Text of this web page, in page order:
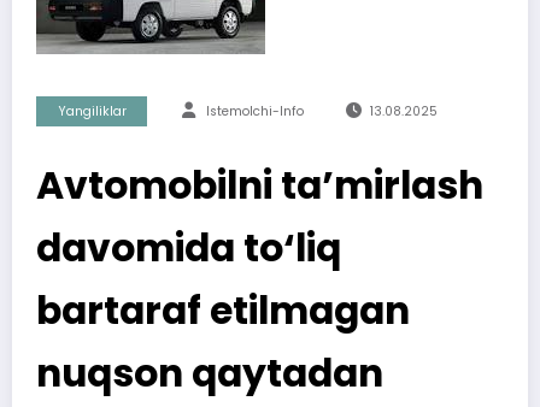
Yangiliklar Istemolchi-Info 13.08.2025
Avtomobilni ta’mirlash
davomida to‘liq
bartaraf etilmagan
nuqson qaytadan